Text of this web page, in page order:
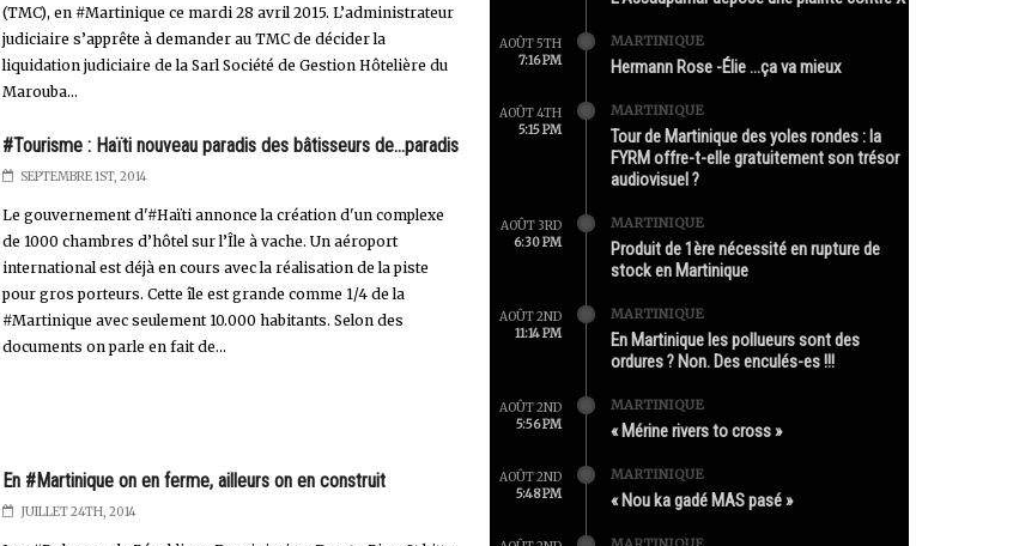
(TMC), en #Martinique ce mardi 28 avril 2015. L’administrateur
judiciaire s’apprête à demander au TMC de décider la
liquidation judiciaire de la Sarl Société de Gestion Hôtelière du
Marouba...
#Tourisme : Haïti nouveau paradis des bâtisseurs de...paradis
SEPTEMBRE 1ST, 2014
Le gouvernement d'#Haïti annonce la création d'un complexe
de 1000 chambres d’hôtel sur l’Île à vache. Un aéroport
international est déjà en cours avec la réalisation de la piste
pour gros porteurs. Cette île est grande comme 1/4 de la
#Martinique avec seulement 10.000 habitants. Selon des
documents on parle en fait de...
En #Martinique on en ferme, ailleurs on en construit
JUILLET 24TH, 2014
AOÛT 5TH
7:16 PM
MARTINIQUE
Hermann Rose -Élie …ça va mieux
AOÛT 4TH
5:15 PM
MARTINIQUE
Tour de Martinique des yoles rondes : la
FYRM offre-t-elle gratuitement son trésor
audiovisuel ?
AOÛT 3RD
6:30 PM
MARTINIQUE
Produit de 1ère nécessité en rupture de
stock en Martinique
AOÛT 2ND
11:14 PM
MARTINIQUE
En Martinique les pollueurs sont des
ordures ? Non. Des enculés-es !!!
AOÛT 2ND
5:56 PM
MARTINIQUE
« Mérine rivers to cross »
AOÛT 2ND
5:48 PM
MARTINIQUE
« Nou ka gadé MAS pasé »